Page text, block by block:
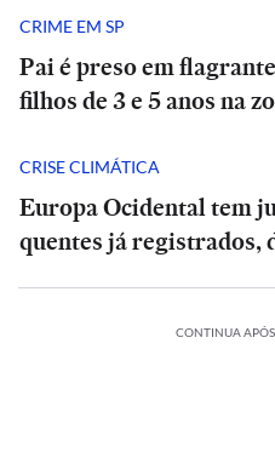
CRIME EM SP
Pai é preso em
filhos de 3 e 5 anos na
CRISE CLIMÁTICA
Europa Ocidental tem
quentes já registrados,
CONTINUA